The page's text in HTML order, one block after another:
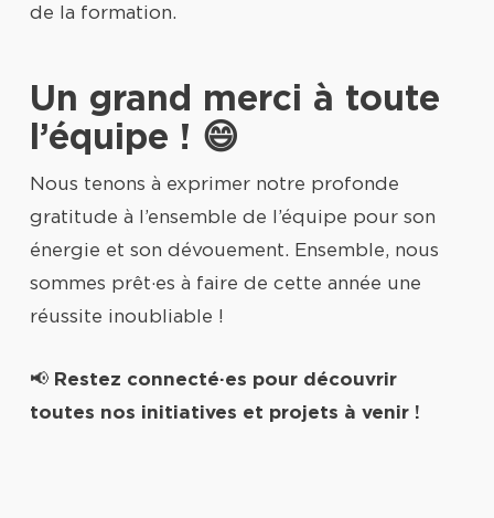
de la formation.
Un grand merci à toute
l’équipe ! 😄
Nous tenons à exprimer notre profonde
gratitude à l’ensemble de l’équipe pour son
énergie et son dévouement. Ensemble, nous
sommes prêt·es à faire de cette année une
réussite inoubliable !
📢 Restez connecté·es pour découvrir
toutes nos initiatives et projets à venir !